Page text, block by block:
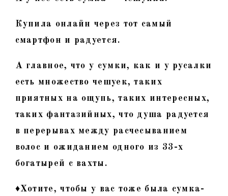
Купила онлайн через тот самый
смартфон и радуется.
А главное, что у сумки, как и у русалки
есть множество чешуек, таких
приятных на ощупь, таких интересных,
таких фантазийных, что душа радуется
в перерывах между расчесыванием
волос и ожиданием одного из 33-х
богатырей с вахты.
♦Хотите, чтобы у вас тоже была сумка-